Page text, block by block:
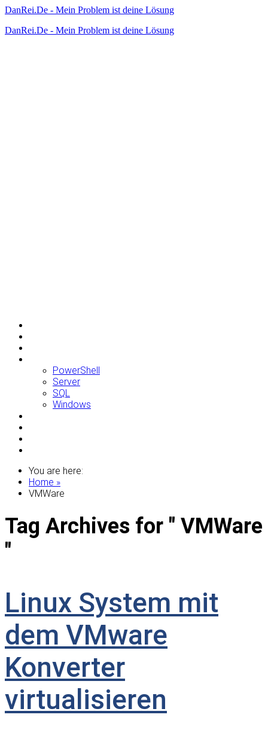
DanRei.De - Mein Problem ist deine Lösung
DanRei.De - Mein Problem ist deine Lösung
PowerShell
Server
SQL
Windows
You are here:
Home »
VMWare
Tag Archives for " VMWare
"
Linux System mit
dem VMware
Konverter
virtualisieren